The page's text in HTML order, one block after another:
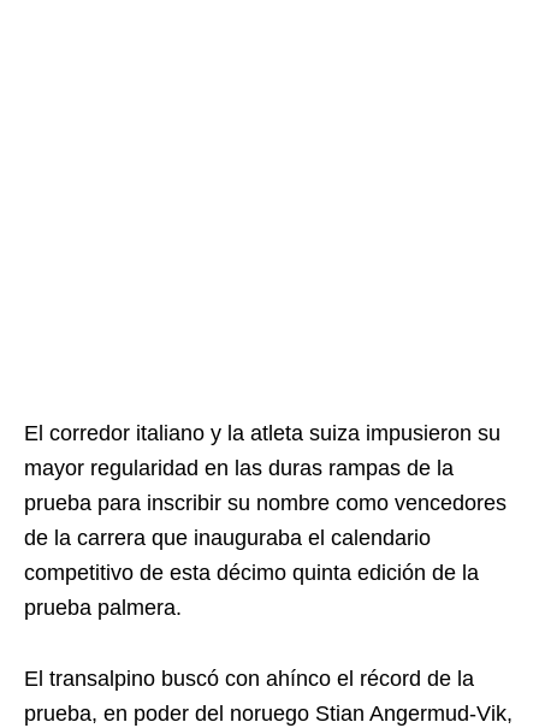
El corredor italiano y la atleta suiza impusieron su
mayor regularidad en las duras rampas de la
prueba para inscribir su nombre como vencedores
de la carrera que inauguraba el calendario
competitivo de esta décimo quinta edición de la
prueba palmera.
El transalpino buscó con ahínco el récord de la
prueba, en poder del noruego Stian Angermud-Vik,